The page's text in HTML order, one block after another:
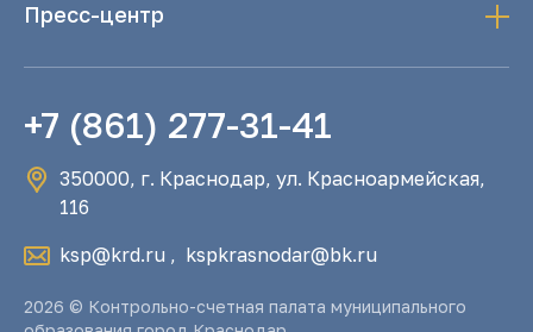
Пресс-центр
+7 (861) 277-31-41
350000, г. Краснодар, ул. Красноармейская,
116
ksp@krd.ru , kspkrasnodar@bk.ru
2026 © Контрольно-счетная палата муниципального